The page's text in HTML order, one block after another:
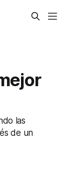
las
de un